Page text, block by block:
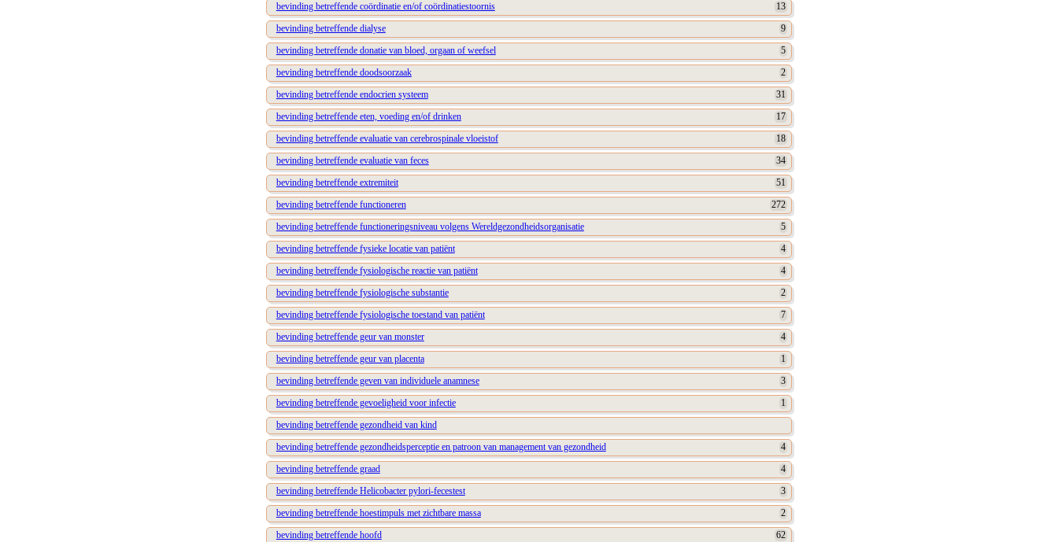
bevinding betreffende coördinatie en/of coördinatiestoornis
13
bevinding betreffende dialyse
9
bevinding betreffende donatie van bloed, orgaan of weefsel
5
bevinding betreffende doodsoorzaak
2
bevinding betreffende endocrien systeem
31
bevinding betreffende eten, voeding en/of drinken
17
bevinding betreffende evaluatie van cerebrospinale vloeistof
18
bevinding betreffende evaluatie van feces
34
bevinding betreffende extremiteit
51
bevinding betreffende functioneren
272
bevinding betreffende functioneringsniveau volgens Wereldgezondheidsorganisatie
5
bevinding betreffende fysieke locatie van patiënt
4
bevinding betreffende fysiologische reactie van patiënt
4
bevinding betreffende fysiologische substantie
2
bevinding betreffende fysiologische toestand van patiënt
7
bevinding betreffende geur van monster
4
bevinding betreffende geur van placenta
1
bevinding betreffende geven van individuele anamnese
3
bevinding betreffende gevoeligheid voor infectie
1
bevinding betreffende gezondheid van kind
bevinding betreffende gezondheidsperceptie en patroon van management van gezondheid
4
bevinding betreffende graad
4
bevinding betreffende Helicobacter pylori-fecestest
3
bevinding betreffende hoestimpuls met zichtbare massa
2
bevinding betreffende hoofd
62